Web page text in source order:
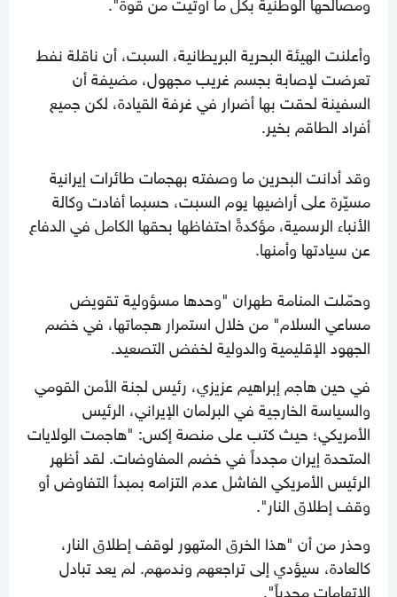
وأعلنت الهيئة البحرية البريطانية، السبت، أن ناقلة نفط
تعرضت لإصابة بجسم غريب مجهول، مضيفة أن
السفينة لحقت بها أضرار في غرفة القيادة، لكن جميع
أفراد الطاقم بخير.
وقد أدانت البحرين ما وصفته بهجمات طائرات إيرانية
مسيّرة على أراضيها يوم السبت، حسبما أفادت وكالة
الأنباء الرسمية، مؤكدةً احتفاظها بحقها الكامل في الدفاع
عن سيادتها وأمنها.
وحمّلت المنامة طهران "وحدها مسؤولية تقويض
مساعي السلام" من خلال استمرار هجماتها، في خضم
الجهود الإقليمية والدولية لخفض التصعيد.
في حين هاجم إبراهيم عزيزي، رئيس لجنة الأمن القومي
والسياسة الخارجية في البرلمان الإيراني، الرئيس
الأمريكي؛ حيث كتب على منصة إكس: "هاجمت الولايات
المتحدة إيران مجدداً في خضم المفاوضات. لقد أظهر
الرئيس الأمريكي الفاشل عدم التزامه بمبدأ التفاوض أو
وقف إطلاق النار".
وحذر من أن "هذا الخرق المتهور لوقف إطلاق النار،
كالعادة، سيؤدي إلى تراجعهم وندمهم. لم يعد تبادل
الاتهامات مجدياً".